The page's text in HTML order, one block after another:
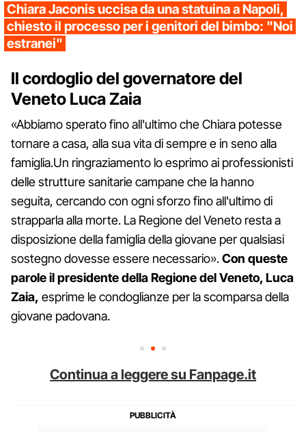
Chiara Jaconis uccisa da una statuina a Napoli,
chiesto il processo per i genitori del bimbo: "Noi
estranei"
Il cordoglio del governatore del
Veneto Luca Zaia
«Abbiamo sperato fino all'ultimo che Chiara potesse
tornare a casa, alla sua vita di sempre e in seno alla
famiglia.Un ringraziamento lo esprimo ai professionisti
delle strutture sanitarie campane che la hanno
seguita, cercando con ogni sforzo fino all'ultimo di
strapparla alla morte. La Regione del Veneto resta a
disposizione della famiglia della giovane per qualsiasi
sostegno dovesse essere necessario».Con queste
parole il presidente della Regione del Veneto, Luca
Zaia, esprime le condoglianze per la scomparsa della
giovane padovana.
Continua a leggere su Fanpage.it